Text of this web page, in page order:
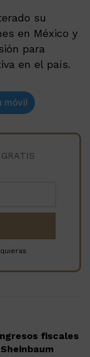
su
en México y
para
en el país.
móvil
fiscales